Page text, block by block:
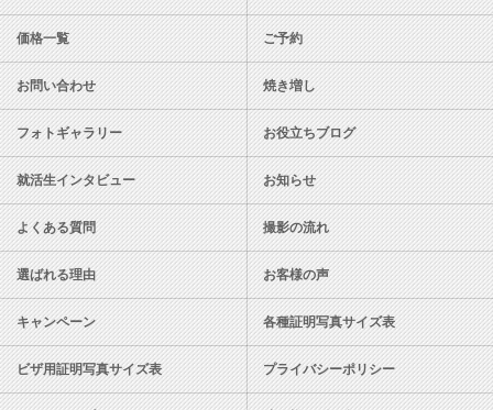
価格一覧 ご予約
お問い合わせ 焼き増し
フォトギャラリー お役立ちブログ
就活生インタビュー お知らせ
よくある質問 撮影の流れ
選ばれる理由 お客様の声
キャンペーン 各種証明写真サイズ表
ビザ用証明写真サイズ表 プライバシーポリシー